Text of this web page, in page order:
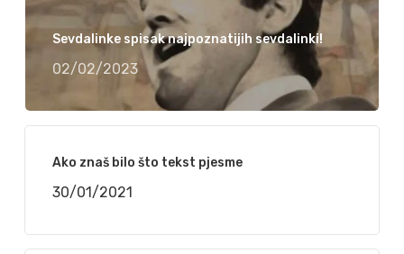
Sevdalinke spisak najpoznatijih sevdalinki!
02/02/2023
Ako znaš bilo što tekst pjesme
30/01/2021